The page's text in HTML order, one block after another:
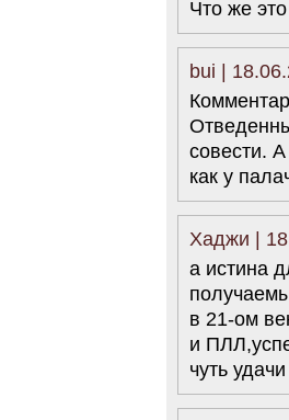
Что же
bui |
совести.
как у
Хаджи |
а истина
в 21-ом
и
чуть